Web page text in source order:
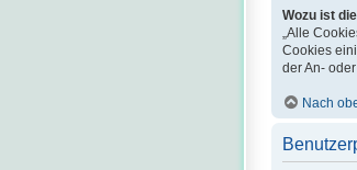
Wozu ist
„Alle
Cookies
der An-
Nach